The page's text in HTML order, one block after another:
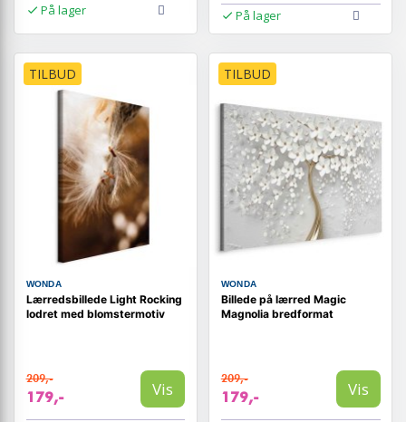
På lager På lager
TILBUD
WONDA
Lærredsbillede Light Rocking
lodret med blomstermotiv
209,-
179,- Vis
TILBUD
WONDA
Billede på lærred Magic
Magnolia bredformat
209,-
179,- Vis